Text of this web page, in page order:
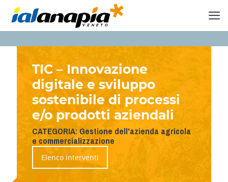
TIC – Innovazione
digitale e sviluppo
sostenibile di processi
e/o prodotti aziendali
CATEGORIA: Gestione dell'azienda agricola
e commercializzazione
Elenco interventi